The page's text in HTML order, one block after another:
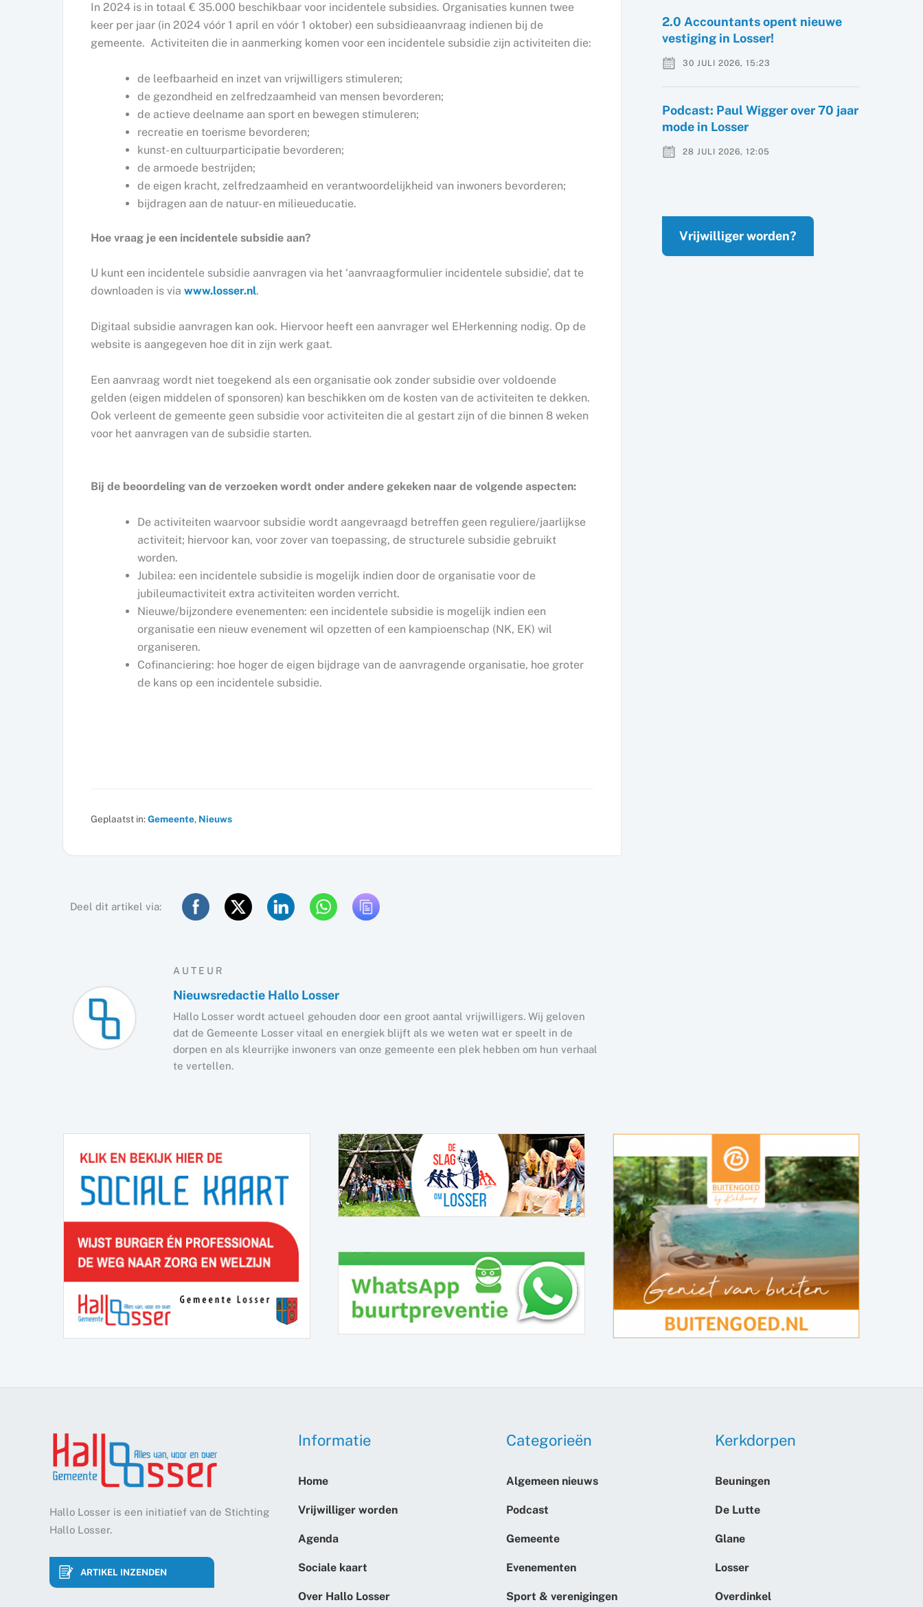
In 2024 is in totaal € 35.000 beschikbaar voor incidentele subsidies. Organisaties kunnen twee
keer per jaar (in 2024 vóór 1 april en vóór 1 oktober) een subsidieaanvraag indienen bij de
gemeente. Activiteiten die in aanmerking komen voor een incidentele subsidie zijn activiteiten die:
de leefbaarheid en inzet van vrijwilligers stimuleren;
de gezondheid en zelfredzaamheid van mensen bevorderen;
de actieve deelname aan sport en bewegen stimuleren;
recreatie en toerisme bevorderen;
kunst- en cultuurparticipatie bevorderen;
de armoede bestrijden;
de eigen kracht, zelfredzaamheid en verantwoordelijkheid van inwoners bevorderen;
bijdragen aan de natuur- en milieueducatie.
Hoe vraag je een incidentele subsidie aan?
U kunt een incidentele subsidie aanvragen via het ‘aanvraagformulier incidentele subsidie’, dat te
downloaden is via www.losser.nl.
Digitaal subsidie aanvragen kan ook. Hiervoor heeft een aanvrager wel EHerkenning nodig. Op de
website is aangegeven hoe dit in zijn werk gaat.
Een aanvraag wordt niet toegekend als een organisatie ook zonder subsidie over voldoende
gelden (eigen middelen of sponsoren) kan beschikken om de kosten van de activiteiten te dekken.
Ook verleent de gemeente geen subsidie voor activiteiten die al gestart zijn of die binnen 8 weken
voor het aanvragen van de subsidie starten.
Bij de beoordeling van de verzoeken wordt onder andere gekeken naar de volgende aspecten:
De activiteiten waarvoor subsidie wordt aangevraagd betreffen geen reguliere/jaarlijkse
activiteit; hiervoor kan, voor zover van toepassing, de structurele subsidie gebruikt
worden.
Jubilea: een incidentele subsidie is mogelijk indien door de organisatie voor de
jubileumactiviteit extra activiteiten worden verricht.
Nieuwe/bijzondere evenementen: een incidentele subsidie is mogelijk indien een
organisatie een nieuw evenement wil opzetten of een kampioenschap (NK, EK) wil
organiseren.
Cofinanciering: hoe hoger de eigen bijdrage van de aanvragende organisatie, hoe groter
de kans op een incidentele subsidie.
Geplaatst in:Gemeente, Nieuws
Deel dit artikel via:
AUTEUR
Nieuwsredactie Hallo Losser
Hallo Losser wordt actueel gehouden door een groot aantal vrijwilligers. Wij geloven
dat de Gemeente Losser vitaal en energiek blijft als we weten wat er speelt in de
dorpen en als kleurrijke inwoners van onze gemeente een plek hebben om hun verhaal
te vertellen.
2.0 Accountants opent nieuwe
vestiging in Losser!
30 JULI 2026, 15:23
Podcast: Paul Wigger over 70 jaar
mode in Losser
28 JULI 2026, 12:05
Vrijwilliger worden?
Hallo Losser is een initiatief van de Stichting
Hallo Losser.
ARTIKEL INZENDEN
Informatie
Home
Vrijwilliger worden
Agenda
Sociale kaart
Over Hallo Losser
Categorieën
Algemeen nieuws
Podcast
Gemeente
Evenementen
Sport & verenigingen
Kerkdorpen
Beuningen
De Lutte
Glane
Losser
Overdinkel